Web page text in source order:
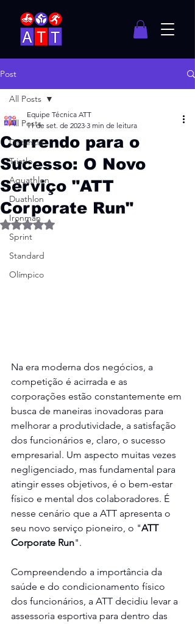
Post
All Posts
Distância
Triatlo
Aquathlon
Duathlon
Ironman
Sprint
Standard
Olímpico
All Posts
Correndo para o
Sucesso: O Novo
Serviço "ATT
Corporate Run"
Equipe Técnica ATT
11 de set. de 2023 3 min de leitura
Avaliado com NaN de 5 estrelas.
Na era moderna dos negócios, a
competição é acirrada e as
corporações estão constantemente em
busca de maneiras inovadoras para
melhorar a produtividade, a satisfação
dos funcionários e, claro, o sucesso
empresarial. Um aspecto muitas vezes
negligenciado, mas fundamental para
atingir esses objetivos, é o bem-estar
físico e mental dos colaboradores. É
nesse cenário que a ATT apresenta o
seu novo serviço pioneiro, o "ATT
Corporate Run".
Compreendendo a importância da
saúde e do condicionamento físico
dos funcionários, a ATT decidiu levar a
assessoria esportiva para dentro das